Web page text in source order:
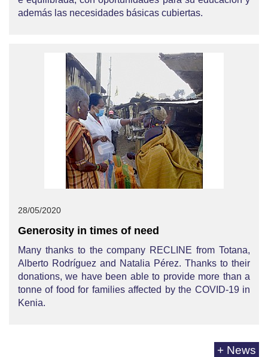
además las necesidades básicas cubiertas.
28/05/2020
Generosity in times of need
Many thanks to the company RECLINE from Totana,
Alberto Rodríguez and Natalia Pérez. Thanks to their
donations, we have been able to provide more than a
tonne of food for families affected by the COVID-19 in
Kenia.
+ News